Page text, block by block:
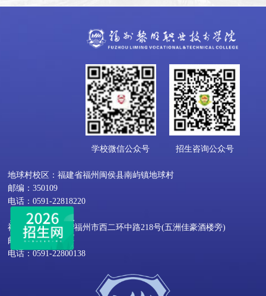
学校微信公众号 招生咨询公众号
地球村校区：福建省福州闽侯县南屿镇地球村
邮编：350109
电话：0591-22818220
福屿校区：福建省福州市西二环中路218号(五洲佳豪酒楼旁)
邮编：350002
电话：0591-22800138